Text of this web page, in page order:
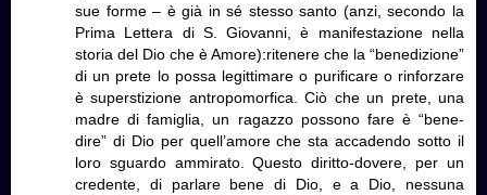
sue forme – è già in sé stesso santo (anzi, secondo la
Prima Lettera di S. Giovanni, è manifestazione nella
storia del Dio che è Amore):ritenere che la “benedizione”
di un prete lo possa legittimare o purificare o rinforzare
è superstizione antropomorfica. Ciò che un prete, una
madre di famiglia, un ragazzo possono fare è “bene-
dire” di Dio per quell’amore che sta accadendo sotto il
loro sguardo ammirato. Questo diritto-dovere, per un
credente, di parlare bene di Dio, e a Dio, nessuna